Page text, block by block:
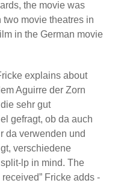
the movie was
two movie theatres in
in the German movie
explains about
Aguirre der Zorn
sehr gut
gefragt, ob da auch
da verwenden und
verschiedene
lp in mind. The
Fricke adds -